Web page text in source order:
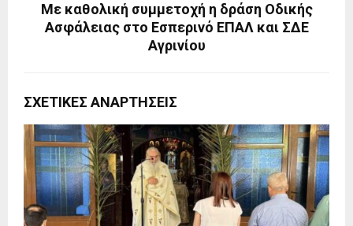
Με καθολική συμμετοχή η δράση Οδικής
Ασφάλειας στο Εσπερινό ΕΠΑΛ και ΣΔΕ
Αγρινίου
ΣΧΕΤΙΚΈΣ ΑΝΑΡΤΉΣΕΙΣ